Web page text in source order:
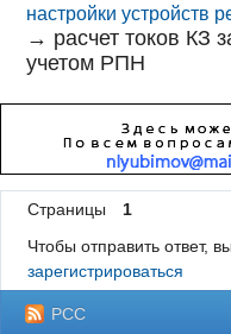
настройки устройств
→ расчет токов КЗ
учетом РПН
Страницы
1
Чтобы отправить ответ,
зарегистрироваться
РСС